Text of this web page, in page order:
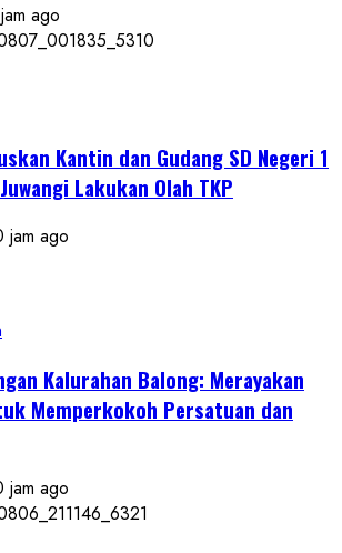
ago
Kantin dan Gudang SD Negeri 1
Lakukan Olah TKP
jam ago
Kalurahan Balong: Merayakan
Memperkokoh Persatuan dan
jam ago